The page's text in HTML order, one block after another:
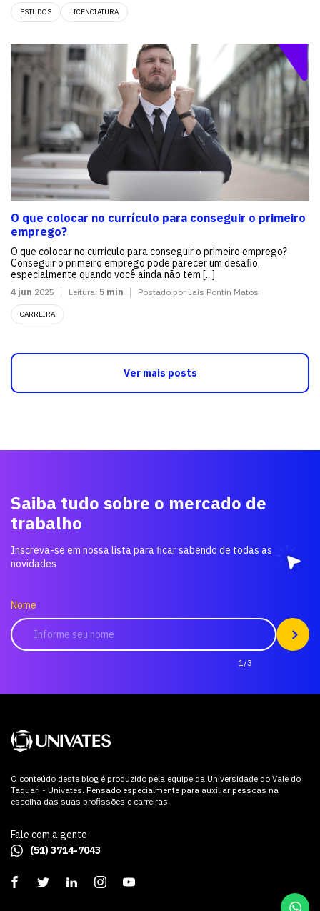
ESTUDOS LICENCIATURA
O que colocar no currículo para conseguir o primeiro
emprego?
O que colocar no currículo para conseguir o primeiro emprego?
Conseguir o primeiro emprego pode parecer um desafio,
especialmente quando você ainda não tem [...]
4 jun 2025 Leitura: 5 min Postado por Lais Pontin Matos
CARREIRA
Ver mais posts
Saiba tudo sobre o mercado de
trabalho
Inscreva-se em nossa lista para ficar sabendo de todas as
novidades
Nome
1/3
O conteúdo deste blog é produzido pela equipe da Universidade do Vale do
Taquari - Univates. Pensado especialmente para auxiliar pessoas na
escolha das suas profissões e carreiras.
Fale com a gente
(51) 3714-7043